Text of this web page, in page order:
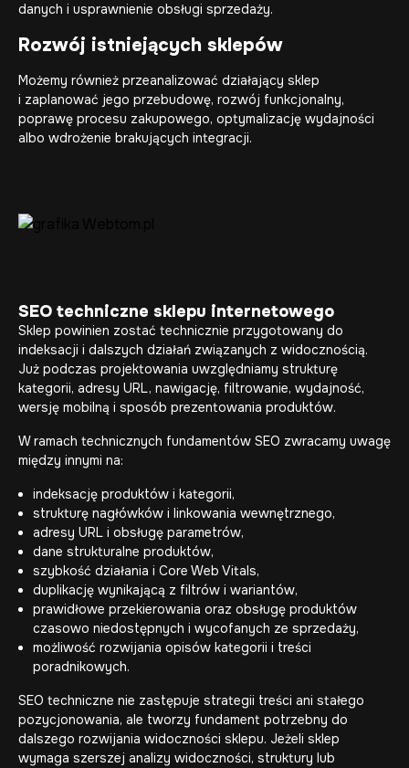
danych i usprawnienie obsługi sprzedaży.
Rozwój istniejących sklepów
Możemy również przeanalizować działający sklep
i zaplanować jego przebudowę, rozwój funkcjonalny,
poprawę procesu zakupowego, optymalizację wydajności
albo wdrożenie brakujących integracji.
SEO techniczne sklepu internetowego
Sklep powinien zostać technicznie przygotowany do
indeksacji i dalszych działań związanych z widocznością.
Już podczas projektowania uwzględniamy strukturę
kategorii, adresy URL, nawigację, filtrowanie, wydajność,
wersję mobilną i sposób prezentowania produktów.
W ramach technicznych fundamentów SEO zwracamy uwagę
między innymi na:
indeksację produktów i kategorii,
strukturę nagłówków i linkowania wewnętrznego,
adresy URL i obsługę parametrów,
dane strukturalne produktów,
szybkość działania i Core Web Vitals,
duplikację wynikającą z filtrów i wariantów,
prawidłowe przekierowania oraz obsługę produktów
czasowo niedostępnych i wycofanych ze sprzedaży,
możliwość rozwijania opisów kategorii i treści
poradnikowych.
SEO techniczne nie zastępuje strategii treści ani stałego
pozycjonowania, ale tworzy fundament potrzebny do
dalszego rozwijania widoczności sklepu. Jeżeli sklep
wymaga szerszej analizy widoczności, struktury lub